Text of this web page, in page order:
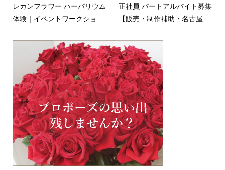
レカンフラワー ハーバリウム
体験｜イベントワークショ...
正社員 パートアルバイト募集
【販売・制作補助・名古屋...